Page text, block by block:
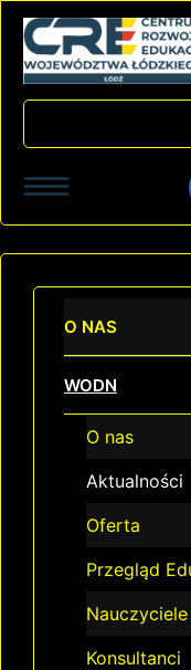
O NAS
WODN
O nas
Aktualności
Oferta
Przegląd
Konsultanci